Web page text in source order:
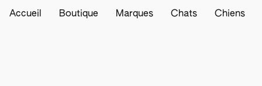
Accueil Boutique Marques Chats Chiens